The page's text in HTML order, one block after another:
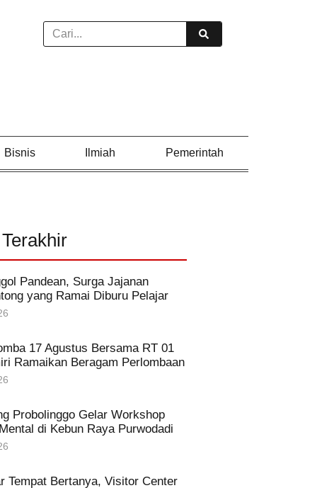
Bisnis Ilmiah Pemerintah
Pandean, Surga Jajanan
yang Ramai Diburu Pelajar
17 Agustus Bersama RT 01
Ramaikan Beragam Perlombaan
Probolinggo Gelar Workshop
di Kebun Raya Purwodadi
Tempat Bertanya, Visitor Center